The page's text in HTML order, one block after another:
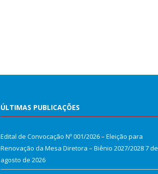
ÚLTIMAS PUBLICAÇÕES
Edital de Convocação Nº 001/2026 – Eleição para
Renovação da Mesa Diretora – Biênio 2027/20287 de
agosto de 2026